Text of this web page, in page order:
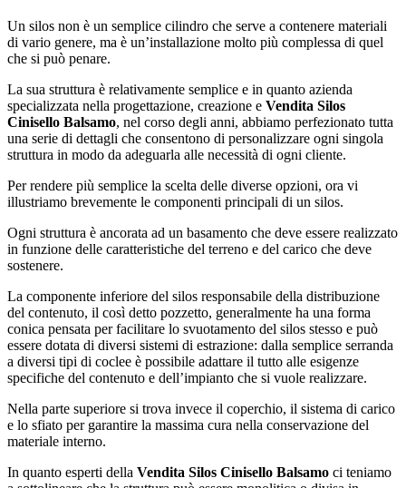
Un silos non è un semplice cilindro che serve a contenere materiali
di vario genere, ma è un’installazione molto più complessa di quel
che si può penare.
La sua struttura è relativamente semplice e in quanto azienda
specializzata nella progettazione, creazione e Vendita Silos
Cinisello Balsamo, nel corso degli anni, abbiamo perfezionato tutta
una serie di dettagli che consentono di personalizzare ogni singola
struttura in modo da adeguarla alle necessità di ogni cliente.
Per rendere più semplice la scelta delle diverse opzioni, ora vi
illustriamo brevemente le componenti principali di un silos.
Ogni struttura è ancorata ad un basamento che deve essere realizzato
in funzione delle caratteristiche del terreno e del carico che deve
sostenere.
La componente inferiore del silos responsabile della distribuzione
del contenuto, il così detto pozzetto, generalmente ha una forma
conica pensata per facilitare lo svuotamento del silos stesso e può
essere dotata di diversi sistemi di estrazione: dalla semplice serranda
a diversi tipi di coclee è possibile adattare il tutto alle esigenze
specifiche del contenuto e dell’impianto che si vuole realizzare.
Nella parte superiore si trova invece il coperchio, il sistema di carico
e lo sfiato per garantire la massima cura nella conservazione del
materiale interno.
In quanto esperti della Vendita Silos Cinisello Balsamo ci teniamo